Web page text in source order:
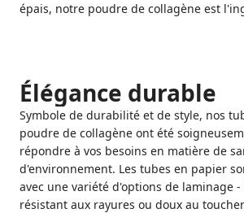
épais, notre poudre de collagène est
Élégance durable
Symbole de durabilité et de style, nos
poudre de collagène ont été
répondre à vos besoins en matière de
d'environnement. Les tubes en papier
avec une variété d'options de laminage
résistant aux rayures ou doux au